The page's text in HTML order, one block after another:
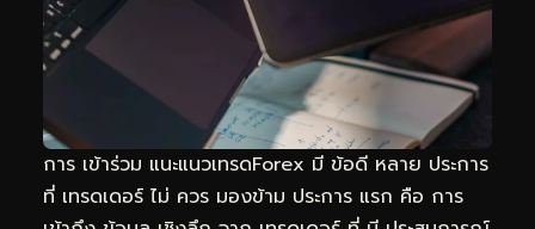
การ เข้าร่วม แนะแนวเทรดForex มี ข้อดี หลาย ประการ
ที่ เทรดเดอร์ ไม่ ควร มองข้าม ประการ แรก คือ การ